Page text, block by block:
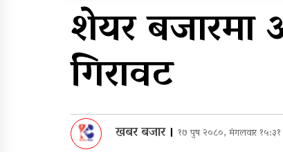
शुल्कदर यस्तो छ…
घरमाथि पहिरो खस्दा ३
बालकको मृत्यु, दुई घाइते
शेयर
गिरावट
खबर बजार। १७ पुष २०८०, मंगलवार १५:३१